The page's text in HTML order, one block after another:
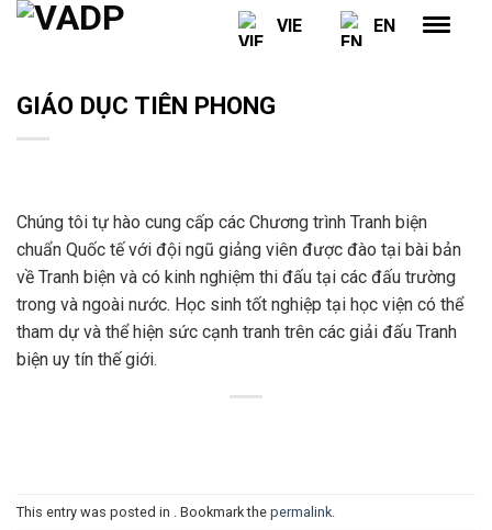
Skip
VIE EN
GIÁO DỤC TIÊN PHONG
Chúng tôi tự hào cung cấp các Chương trình Tranh biện
chuẩn Quốc tế với đội ngũ giảng viên được đào tại bài bản
về Tranh biện và có kinh nghiệm thi đấu tại các đấu trường
trong và ngoài nước. Học sinh tốt nghiệp tại học viện có thể
tham dự và thể hiện sức cạnh tranh trên các giải đấu Tranh
biện uy tín thế giới.
This entry was posted in . Bookmark the permalink